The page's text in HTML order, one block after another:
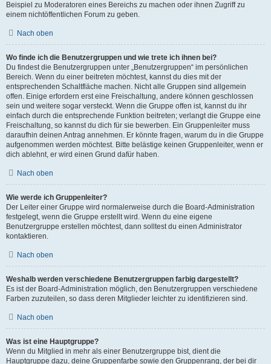
Beispiel zu Moderatoren eines Bereichs zu machen oder ihnen Zugriff zu
einem nichtöffentlichen Forum zu geben.
Nach oben
Wo finde ich die Benutzergruppen und wie trete ich ihnen bei?
Du findest die Benutzergruppen unter „Benutzergruppen“ im persönlichen
Bereich. Wenn du einer beitreten möchtest, kannst du dies mit der
entsprechenden Schaltfläche machen. Nicht alle Gruppen sind allgemein
offen. Einige erfordern erst eine Freischaltung, andere können geschlossen
sein und weitere sogar versteckt. Wenn die Gruppe offen ist, kannst du ihr
einfach durch die entsprechende Funktion beitreten; verlangt die Gruppe eine
Freischaltung, so kannst du dich für sie bewerben. Ein Gruppenleiter muss
daraufhin deinen Antrag annehmen. Er könnte fragen, warum du in die Gruppe
aufgenommen werden möchtest. Bitte belästige keinen Gruppenleiter, wenn er
dich ablehnt, er wird einen Grund dafür haben.
Nach oben
Wie werde ich Gruppenleiter?
Der Leiter einer Gruppe wird normalerweise durch die Board-Administration
festgelegt, wenn die Gruppe erstellt wird. Wenn du eine eigene
Benutzergruppe erstellen möchtest, dann solltest du einen Administrator
kontaktieren.
Nach oben
Weshalb werden verschiedene Benutzergruppen farbig dargestellt?
Es ist der Board-Administration möglich, den Benutzergruppen verschiedene
Farben zuzuteilen, so dass deren Mitglieder leichter zu identifizieren sind.
Nach oben
Was ist eine Hauptgruppe?
Wenn du Mitglied in mehr als einer Benutzergruppe bist, dient die
Hauptgruppe dazu, deine Gruppenfarbe sowie den Gruppenrang, der bei dir